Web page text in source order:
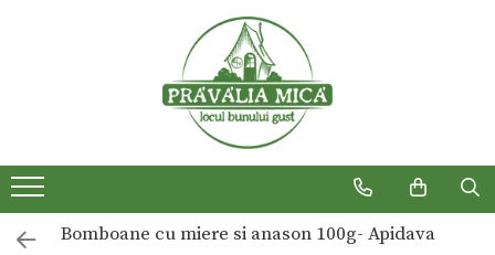
Bomboane cu miere si anason 100g- Apidava